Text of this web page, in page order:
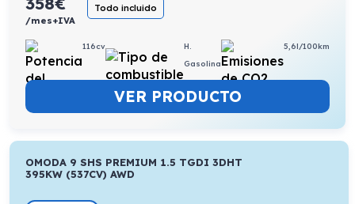
/mes+IVA
Todo incluido
116cv
H.
Gasolina
5,6l/100km
VER PRODUCTO
OMODA 9 SHS PREMIUM 1.5 TGDI 3DHT
395KW (537CV) AWD